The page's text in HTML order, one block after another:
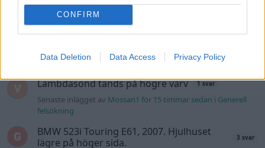
CONFIRM
Data Deletion Data Access Privacy Policy
Senaste inlägget avDr_snuggels torsdag 21:09iProjekt
Golf Mk2 16v Turbo
Nyaste forumtrådarna
Lambdasond tänds på högre varv 1 svar
Senaste inlägget av Mossan1 för 15 timmar sedan i Generell
felsökning
BMW 523i Touring E61, 2007. Hjulhuset
lägre på höger sida.
3 svar